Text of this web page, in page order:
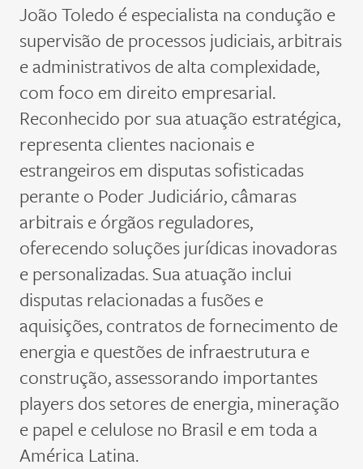
João Toledo é especialista na condução e
supervisão de processos judiciais, arbitrais
e administrativos de alta complexidade,
com foco em direito empresarial.
Reconhecido por sua atuação estratégica,
representa clientes nacionais e
estrangeiros em disputas sofisticadas
perante o Poder Judiciário, câmaras
arbitrais e órgãos reguladores,
oferecendo soluções jurídicas inovadoras
e personalizadas. Sua atuação inclui
disputas relacionadas a fusões e
aquisições, contratos de fornecimento de
energia e questões de infraestrutura e
construção, assessorando importantes
players dos setores de energia, mineração
e papel e celulose no Brasil e em toda a
América Latina.